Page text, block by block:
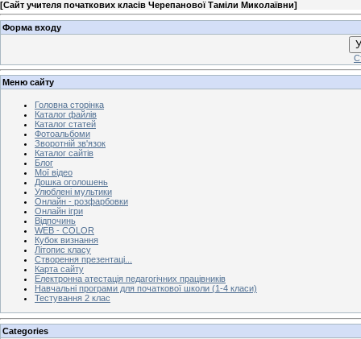
[Сайт учителя початкових класів Черепанової Таміли Миколаївни]
Форма входу
Меню сайту
Головна сторінка
Каталог файлів
Каталог статей
Фотоальбоми
Зворотній зв'язок
Каталог сайтів
Блог
Мої відео
Дошка оголошень
Улюблені мультики
Онлайн - розфарбовки
Онлайн ігри
Відпочинь
WEB - COLOR
Кубок визнання
Літопис класу
Створення презентаці...
Карта сайту
Електронна атестація педагогічних працівників
Навчальні програми для початкової школи (1-4 класи)
Тестування 2 клас
Categories